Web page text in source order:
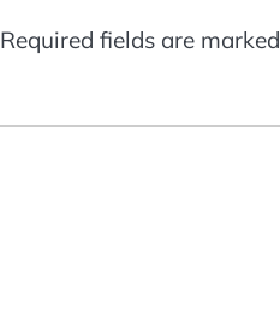
Required fields are marked